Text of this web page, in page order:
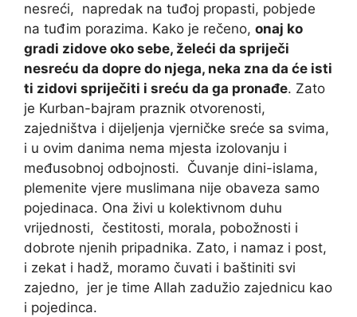
nesreći, napredak na tuđoj propasti, pobjede
na tuđim porazima. Kako je rečeno, onaj ko
gradi zidove oko sebe, želeći da spriječi
nesreću da dopre do njega, neka zna da će isti
ti zidovi spriječiti i sreću da ga pronađe. Zato
je Kurban-bajram praznik otvorenosti,
zajedništva i dijeljenja vjerničke sreće sa svima,
i u ovim danima nema mjesta izolovanju i
međusobnoj odbojnosti. Čuvanje dini-islama,
plemenite vjere muslimana nije obaveza samo
pojedinaca. Ona živi u kolektivnom duhu
vrijednosti, čestitosti, morala, pobožnosti i
dobrote njenih pripadnika. Zato, i namaz i post,
i zekat i hadž, moramo čuvati i baštiniti svi
zajedno, jer je time Allah zadužio zajednicu kao
i pojedinca.